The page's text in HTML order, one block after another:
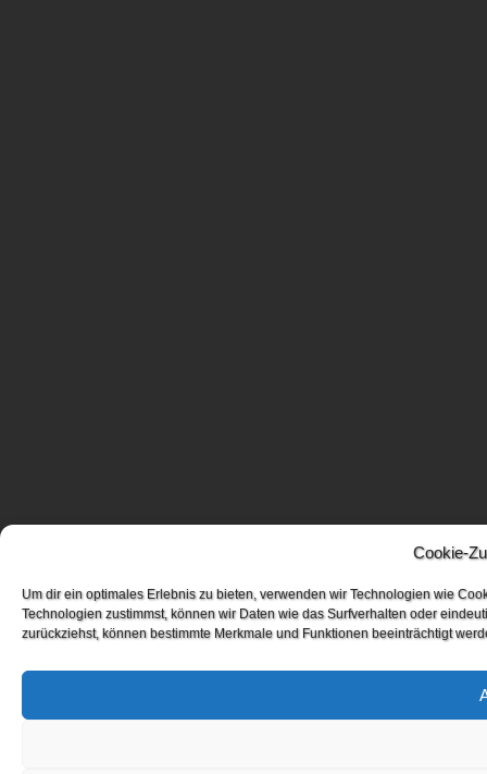
Cookie-
Um dir ein optimales Erlebnis zu bieten, verwenden wir Technologien wie
Technologien zustimmst, können wir Daten wie das Surfverhalten oder
zurückziehst, können bestimmte Merkmale und Funktionen beeinträchtigt